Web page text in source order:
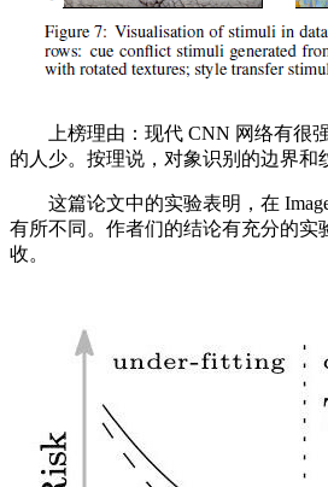
上榜理由：现代 CNN 网络有很强
的人少。按理说，对象识别的边界和
这篇论文中的实验表明，在
有所不同。作者们的结论有充分的实
收。